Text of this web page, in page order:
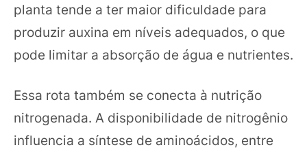
planta tende a ter maior dificuldade para
produzir auxina em níveis adequados, o que
pode limitar a absorção de água e nutrientes.
Essa rota também se conecta à nutrição
nitrogenada. A disponibilidade de nitrogênio
influencia a síntese de aminoácidos, entre